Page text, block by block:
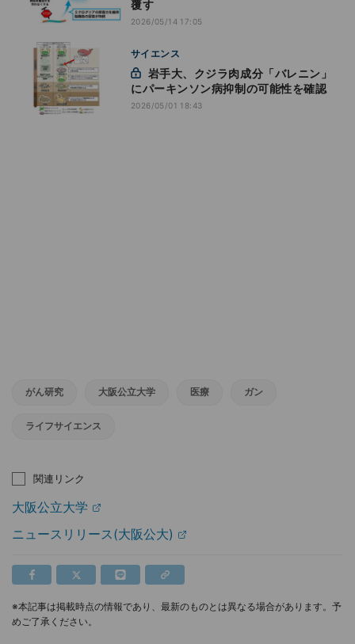
覆す
2026/05/14 17:05
サイエンス
にパーキンソン病抑制の可能性を確認
2026/05/01 18:43
がん研究 大阪公立大学 医療 ガン
ライフサイエンス
関連リンク
大阪公立大学
ニュースリリース(大阪公大)
※本記事は掲載時点の情報であり、最新のものとは異なる場合があります。予
めご了承ください。